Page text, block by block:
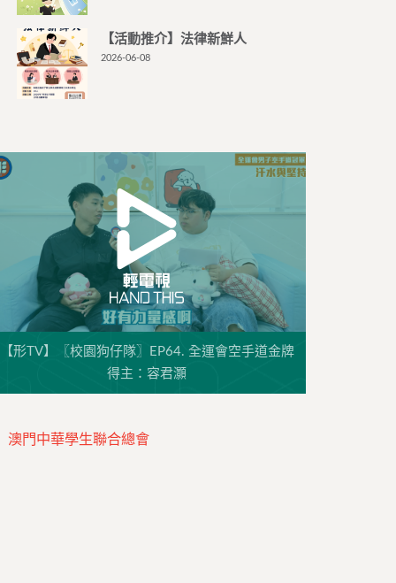
【活動推介】法律新鮮人
2026-06-08
【形TV】〖校園狗仔隊〗EP64. 全運會空手道金牌
得主：容君灝
澳門中華學生聯合總會